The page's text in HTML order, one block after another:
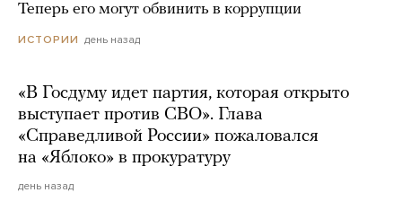
Теперь его могут обвинить в коррупции
ИСТОРИИ день назад
«В Госдуму идет партия, которая открыто
выступает против СВО». Глава
«Справедливой России» пожаловался
на «Яблоко» в прокуратуру
день назад